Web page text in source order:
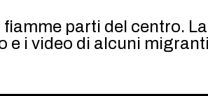
parti del centro.
e i video di alcuni migranti